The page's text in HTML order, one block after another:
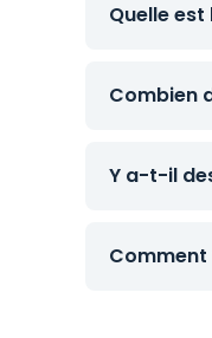
Quelle
Combien
Y a-t-il